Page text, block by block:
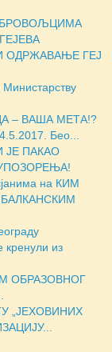
ОДРЖАВАЊЕ ГЕЈ
– ВАША МЕТА!?
Бео...
ПАКАО
на КИМ
БАЛКАНСКИМ
кренули из
ОБРАЗОВНОГ
„ЈЕХОВИНИХ